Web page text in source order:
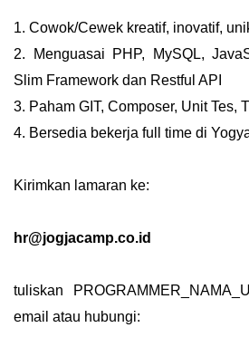
1. Cowok/Cewek kreatif, inovatif,
2. Menguasai PHP, MySQL,
Slim Framework dan Restful API
3. Paham GIT, Composer, Unit Tes,
4. Bersedia bekerja full time di
Kirimkan lamaran ke:
hr@jogjacamp.co.id
tuliskan
email atau hubungi: